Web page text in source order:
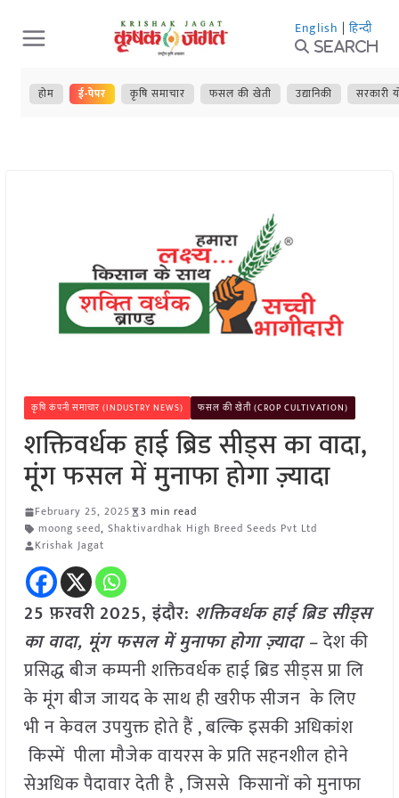
Skip
to
content
English | हिन्दी
Search
होम ई-पेपर कृषि समाचार फसल की खेती उद्यानिकी सरकारी
कृषि कंपनी समाचार (INDUSTRY NEWS) फसल की खेती (CROP CULTIVATION)
शक्तिवर्धक हाई ब्रिड सीड्स का वादा,
मूंग फसल में मुनाफा होगा ज़्यादा
February 25, 2025
3 min read
moong seed, Shaktivardhak High Breed Seeds Pvt Ltd
Krishak Jagat
25 फ़रवरी2025,इंदौर: शक्तिवर्धक हाई ब्रिड सीड्स
का वादा, मूंग फसल में मुनाफा होगा ज़्यादा –देश की
प्रसिद्ध बीज कम्पनी शक्तिवर्धक हाई ब्रिड सीड्स प्रा लि
के मूंग बीज जायद के साथ ही खरीफ सीजन के लिए
भी न केवल उपयुक्त होते हैं , बल्कि इसकी अधिकांश
किस्में पीला मौजेक वायरस के प्रति सहनशील होने
सेअधिक पैदावार देती है , जिससे किसानों को मुनाफा